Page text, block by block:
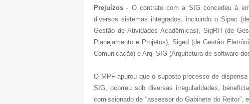
Prejuízos - O contrato com a SIG concedeu à
diversos sistemas integrados, incluindo o Sipac
Gestão de Atividades Acadêmicas), SigRH (de
Planejamento e Projetos), Siged (de Gestão
Comunicação) e Arq_SIG (Arquitetura de software
O MPF apurou que o suposto processo de
SIG, ocorreu sob diversas irregularidades,
comissionado de “assessor do Gabinete do